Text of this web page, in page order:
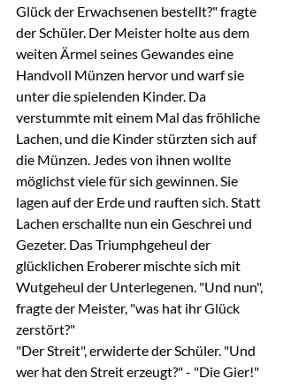
Glück der Erwachsenen bestellt?" fragte
der Schüler. Der Meister holte aus dem
weiten Ärmel seines Gewandes eine
Handvoll Münzen hervor und warf sie
unter die spielenden Kinder. Da
verstummte mit einem Mal das fröhliche
Lachen, und die Kinder stürzten sich auf
die Münzen. Jedes von ihnen wollte
möglichst viele für sich gewinnen. Sie
lagen auf der Erde und rauften sich. Statt
Lachen erschallte nun ein Geschrei und
Gezeter. Das Triumphgeheul der
glücklichen Eroberer mischte sich mit
Wutgeheul der Unterlegenen. "Und nun",
fragte der Meister, "was hat ihr Glück
zerstört?"
"Der Streit", erwiderte der Schüler. "Und
wer hat den Streit erzeugt?" - "Die Gier!"